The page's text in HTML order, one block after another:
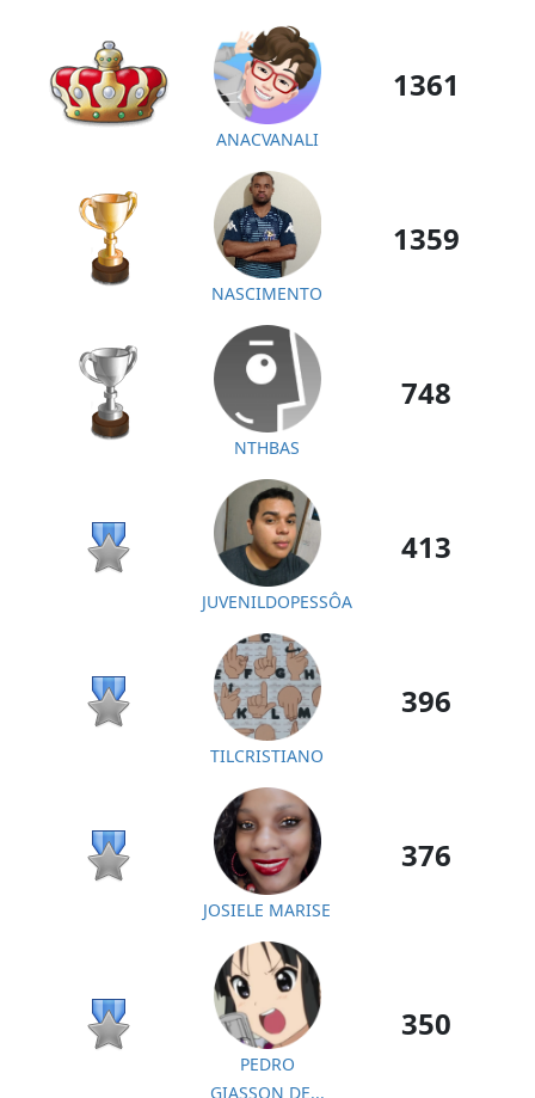
ANACVANALI
1361
NASCIMENTO
1359
NTHBAS
748
JUVENILDOPESSÔA
413
TILCRISTIANO
396
JOSIELE MARISE
376
PEDRO
GIASSON DE...
350